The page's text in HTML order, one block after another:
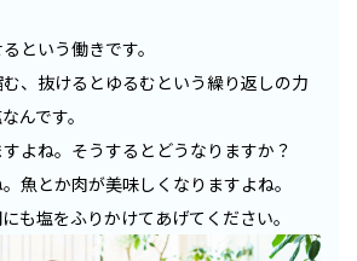
という働きです。
、抜けるとゆるむという繰り返しの力
んです。
よね。そうするとどうなりますか？
魚とか肉が美味しくなりますよね。
も塩をふりかけてあげてください。